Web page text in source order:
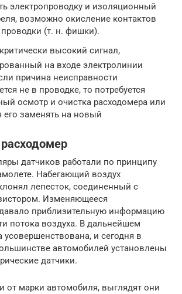
электропроводку и изоляционный
возможно окисление контактов
(т. н. фишки).
высокий сигнал,
на входе электролинии
причина неисправности
не в проводке, то потребуется
осмотр и очистка расходомера или
его заменять на новый
датчиков работали по принципу
Набегающий воздух
лепесток, соединенный с
Изменяющееся
приблизительную информацию
потока воздуха. В дальнейшем
усовершенствована, и сегодня в
автомобилей установлены
датчики.
от марки автомобиля, выглядят они